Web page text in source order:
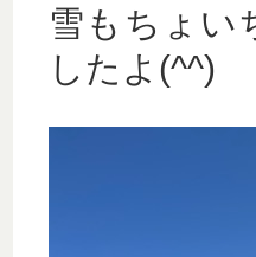
雪もちょい
したよ(^^)